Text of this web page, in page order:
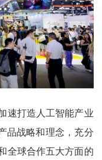
速打造人工智能产业
品战略和理念，充分
全球合作五大方面的